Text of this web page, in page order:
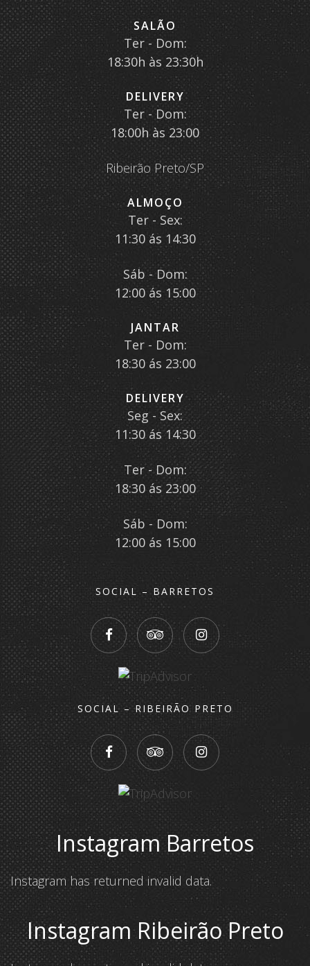
SALÃO
Ter - Dom:
18:30h às 23:30h
DELIVERY
Ter - Dom:
18:00h às 23:00
Ribeirão Preto/SP
ALMOÇO
Ter - Sex:
11:30 ás 14:30
Sáb - Dom:
12:00 ás 15:00
JANTAR
Ter - Dom:
18:30 ás 23:00
DELIVERY
Seg - Sex:
11:30 ás 14:30
Ter - Dom:
18:30 ás 23:00
Sáb - Dom:
12:00 ás 15:00
SOCIAL – BARRETOS
SOCIAL – RIBEIRÃO PRETO
Instagram Barretos
Instagram has returned invalid data.
Instagram Ribeirão Preto